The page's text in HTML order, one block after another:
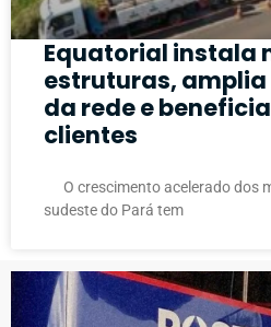
Equatorial instala
estruturas,
da rede e
clientes
O crescimento acelerado dos
sudeste do Pará tem